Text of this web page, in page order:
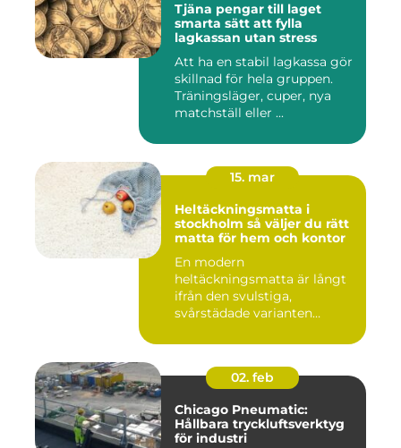
Tjäna pengar till laget
smarta sätt att fylla
lagkassan utan stress
Att ha en stabil lagkassa gör
skillnad för hela gruppen.
Träningsläger, cuper, nya
matchställ eller ...
15. mar
Heltäckningsmatta i
stockholm så väljer du rätt
matta för hem och kontor
En modern
heltäckningsmatta är långt
ifrån den svulstiga,
svårstädade varianten
02. feb
Chicago Pneumatic:
Hållbara tryckluftsverktyg
för industri